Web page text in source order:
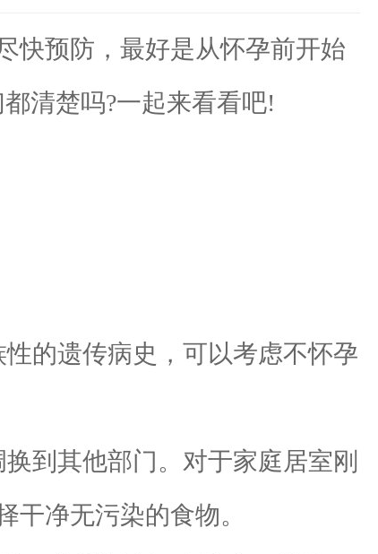
预防，最好是从怀孕前开始
清楚吗?一起来看看吧!
的遗传病史，可以考虑不怀孕
到其他部门。对于家庭居室刚
净无污染的食物。